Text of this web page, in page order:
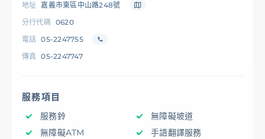
OMNI-U
信用卡
貸款
地址 嘉義市東區中山路248號
分行代碼 0620
電話 05-2247755
傳真 05-2247747
服務項目
服務鈴
無障礙坡道
無障礙ATM
手語翻譯服務